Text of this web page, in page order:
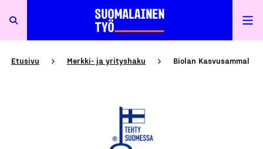
Etusivu Merkki- ja yrityshaku Biolan Kasvusammal